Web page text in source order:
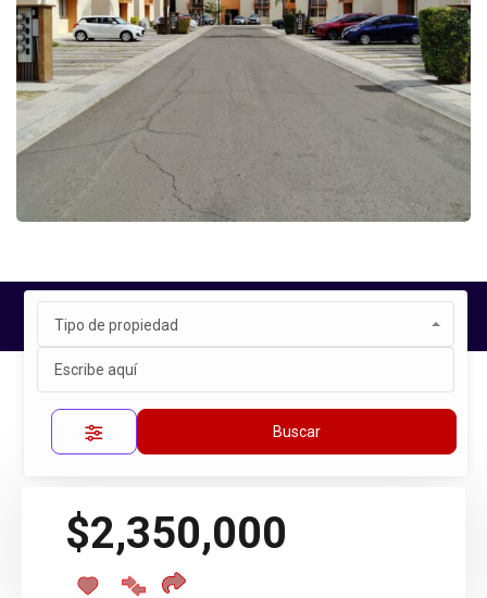
Tipo de propiedad
Buscar
Inicio
Propiedad única
$2,350,000